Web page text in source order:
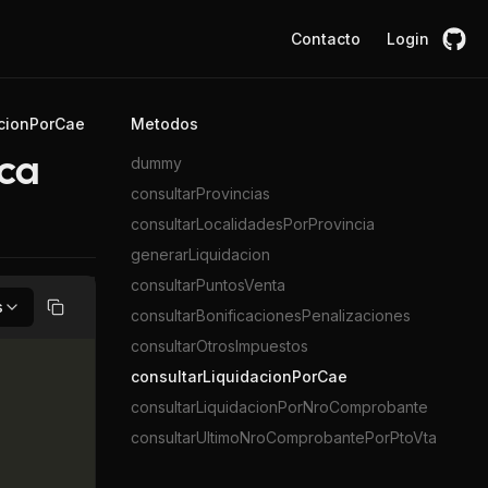
Contacto Login
Copiar
Metodos
dummy
consultarProvincias
consultarLocalidadesPorProvincia
generarLiquidacion
consultarPuntosVenta
consultarBonificacionesPenalizaciones
consultarOtrosImpuestos
consultarLiquidacionPorCae
consultarLiquidacionPorNroComprobante
consultarUltimoNroComprobantePorPtoVta